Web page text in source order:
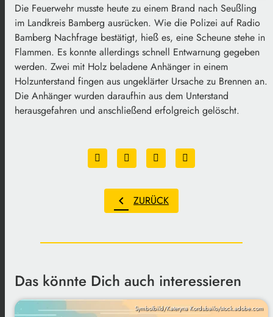
Die Feuerwehr musste heute zu einem Brand nach Seußling
im Landkreis Bamberg ausrücken. Wie die Polizei auf Radio
Bamberg Nachfrage bestätigt, hieß es, eine Scheune stehe in
Flammen. Es konnte allerdings schnell Entwarnung gegeben
werden. Zwei mit Holz beladene Anhänger in einem
Holzunterstand fingen aus ungeklärter Ursache zu Brennen an.
Die Anhänger wurden daraufhin aus dem Unterstand
herausgefahren und anschließend erfolgreich gelöscht.
chevron_left ZURÜCK
Das könnte Dich auch interessieren
Symbolbild/Kateryna Kordubailo/stock.adobe.com